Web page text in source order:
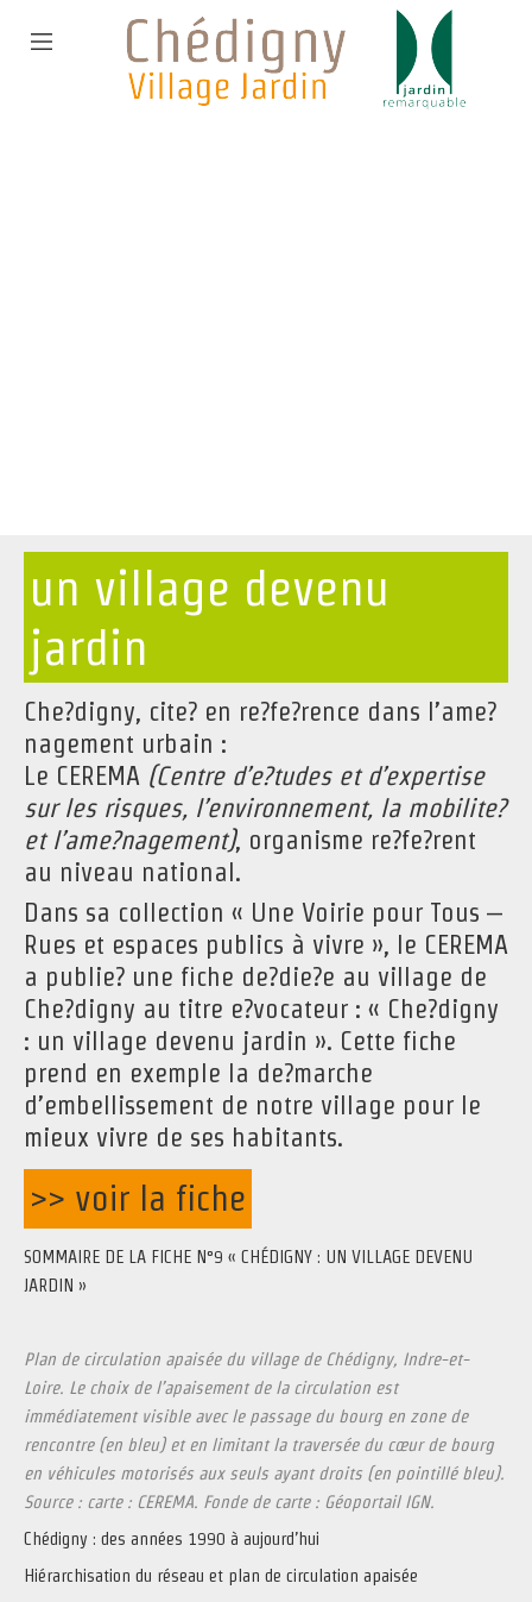
un village devenu
jardin
Che?digny, cite? en re?fe?rence dans l’ame?
nagement urbain :
Le CEREMA (Centre d’e?tudes et d’expertise
sur les risques, l’environnement, la mobilite?
et l’ame?nagement), organisme re?fe?rent
au niveau national.
Dans sa collection « Une Voirie pour Tous –
Rues et espaces publics à vivre », le CEREMA
a publie? une fiche de?die?e au village de
Che?digny au titre e?vocateur : « Che?digny
: un village devenu jardin ». Cette fiche
prend en exemple la de?marche
d’embellissement de notre village pour le
mieux vivre de ses habitants.
>> voir la fiche
SOMMAIRE DE LA FICHE N°9 « CHÉDIGNY : UN VILLAGE DEVENU
JARDIN »
Plan de circulation apaisée du village de Chédigny, Indre-et-
Loire. Le choix de l’apaisement de la circulation est
immédiatement visible avec le passage du bourg en zone de
rencontre (en bleu) et en limitant la traversée du cœur de bourg
en véhicules motorisés aux seuls ayant droits (en pointillé bleu).
Source : carte : CEREMA. Fonde de carte : Géoportail IGN.
Chédigny : des années 1990 à aujourd’hui
Hiérarchisation du réseau et plan de circulation apaisée